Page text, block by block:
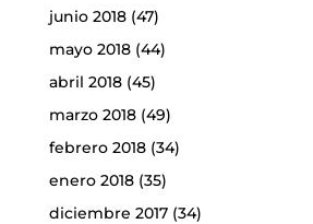
junio 2018(47)
mayo 2018(44)
abril 2018(45)
marzo 2018(49)
febrero 2018(34)
enero 2018(35)
diciembre 2017(34)